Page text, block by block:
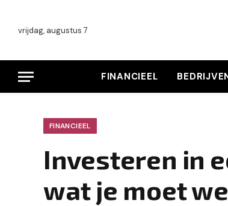
vrijdag, augustus 7
FINANCIEEL
FINANCIEEL
Investeren in
wat je moet